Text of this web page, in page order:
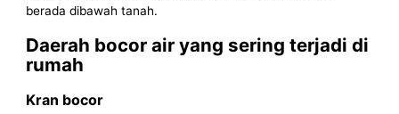
berada dibawah tanah.
Daerah bocor air yang sering terjadi di
rumah
Kran bocor